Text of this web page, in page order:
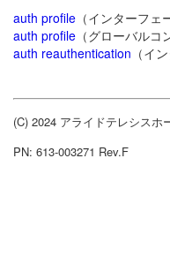
auth profile （インターフェ
auth profile （グローバルコ
auth reauthentication （イ
(C) 2024 アライドテレシスホ
PN: 613-003271 Rev.F